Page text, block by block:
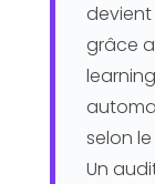
grâce
selon
Un